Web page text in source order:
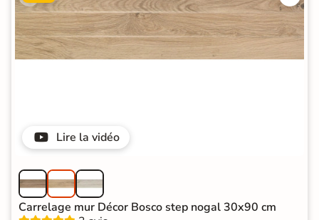
Lire la vidéo
Carrelage mur Décor Bosco step nogal 30x90 cm